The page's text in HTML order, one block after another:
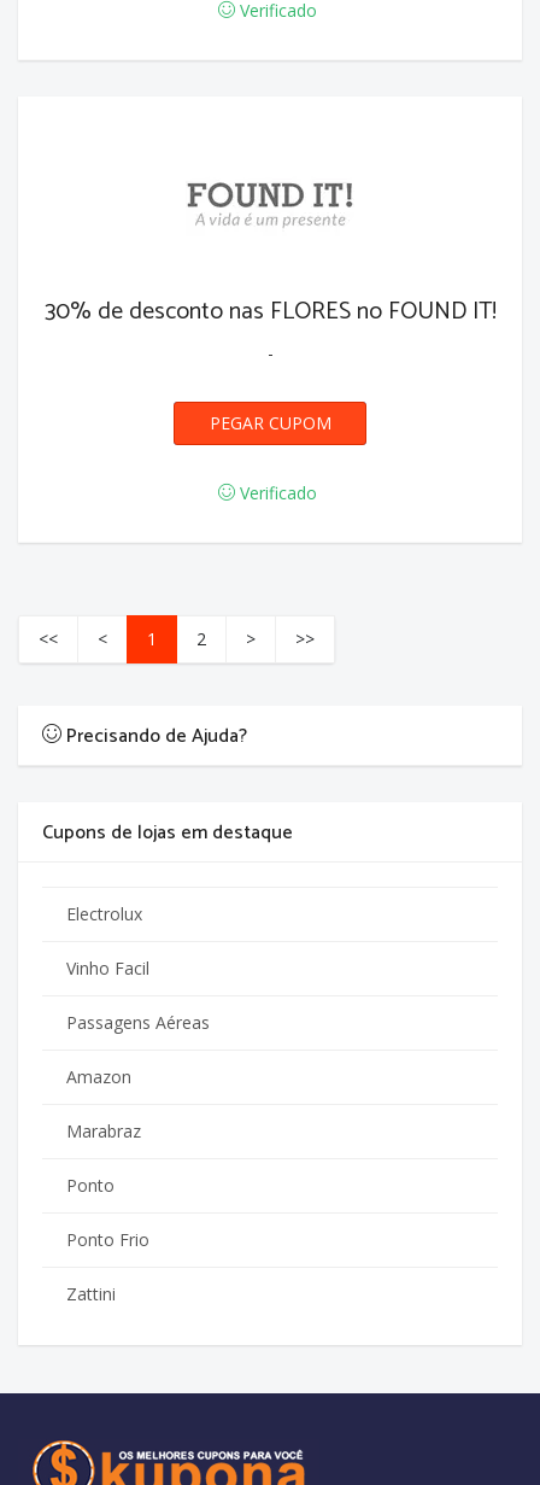
Verificado
30% de desconto nas FLORES no FOUND IT!
-
FLORES30
PEGAR CUPOM
Verificado
<< < 1 2 > >>
Precisando de Ajuda?
Cupons de lojas em destaque
Electrolux
Vinho Facil
Passagens Aéreas
Amazon
Marabraz
Ponto
Ponto Frio
Zattini